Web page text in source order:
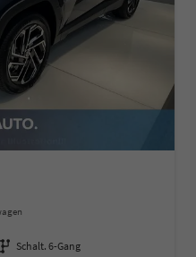
Getriebe Schalt. 6-Gang